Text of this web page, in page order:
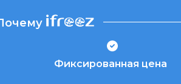
Фиксированная цена